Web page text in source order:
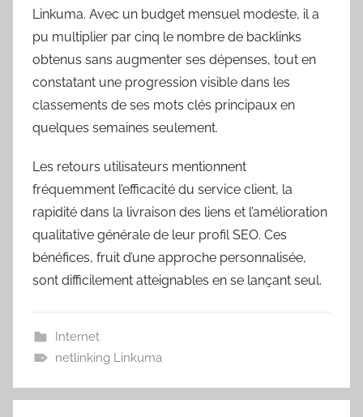
Linkuma. Avec un budget mensuel modeste, il a
pu multiplier par cinq le nombre de backlinks
obtenus sans augmenter ses dépenses, tout en
constatant une progression visible dans les
classements de ses mots clés principaux en
quelques semaines seulement.
Les retours utilisateurs mentionnent
fréquemment l’efficacité du service client, la
rapidité dans la livraison des liens et l’amélioration
qualitative générale de leur profil SEO. Ces
bénéfices, fruit d’une approche personnalisée,
sont difficilement atteignables en se lançant seul.
Internet
netlinking Linkuma